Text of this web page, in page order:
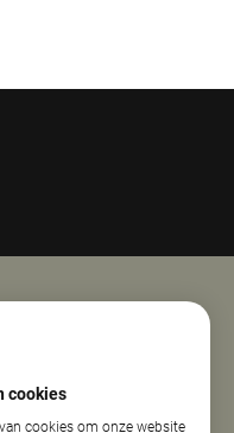
- 18:00
cookies
cookies om onze website